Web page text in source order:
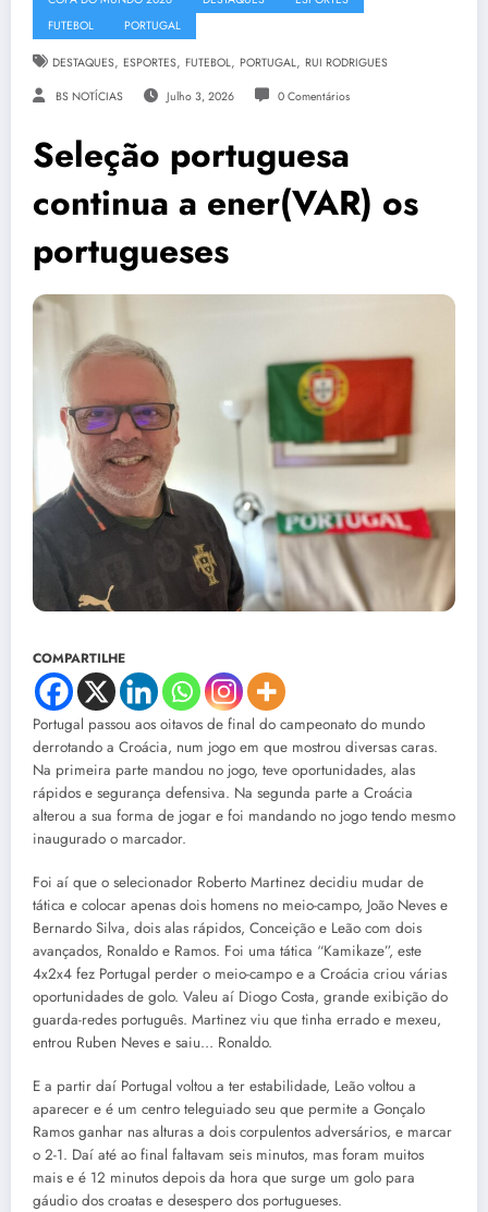
FUTEBOL
PORTUGAL
DESTAQUES, ESPORTES, FUTEBOL, PORTUGAL, RUI RODRIGUES
BS NOTÍCIAS Julho 3, 2026 0 Comentários
Seleção portuguesa
continua a ener(VAR) os
portugueses
COMPARTILHE
Portugal passou aos oitavos de final do campeonato do mundo
derrotando a Croácia, num jogo em que mostrou diversas caras.
Na primeira parte mandou no jogo, teve oportunidades, alas
rápidos e segurança defensiva. Na segunda parte a Croácia
alterou a sua forma de jogar e foi mandando no jogo tendo mesmo
inaugurado o marcador.
Foi aí que o selecionador Roberto Martinez decidiu mudar de
tática e colocar apenas dois homens no meio-campo, João Neves e
Bernardo Silva, dois alas rápidos, Conceição e Leão com dois
avançados, Ronaldo e Ramos. Foi uma tática “Kamikaze”, este
4x2x4 fez Portugal perder o meio-campo e a Croácia criou várias
oportunidades de golo. Valeu aí Diogo Costa, grande exibição do
guarda-redes português. Martinez viu que tinha errado e mexeu,
entrou Ruben Neves e saiu… Ronaldo.
E a partir daí Portugal voltou a ter estabilidade, Leão voltou a
aparecer e é um centro teleguiado seu que permite a Gonçalo
Ramos ganhar nas alturas a dois corpulentos adversários, e marcar
o 2-1. Daí até ao final faltavam seis minutos, mas foram muitos
mais e é 12 minutos depois da hora que surge um golo para
gáudio dos croatas e desespero dos portugueses.